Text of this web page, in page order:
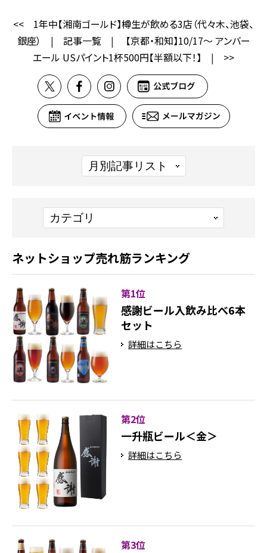
<<
1年中【湘南ゴールド】樽生が飲める3店（代々木、池袋、
銀座）
| 記事一覧|
【京都・和知】10/17～ アンバー
エール USパイント1杯500円【半額以下！】 | >>
ネットショップ売れ筋ランキング
第1位
感謝ビール入飲み比べ6本
セット
詳細はこちら
第2位
一升瓶ビール＜金＞
詳細はこちら
第3位